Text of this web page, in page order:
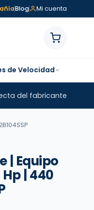
Blog Mi cuenta
de Velocidad
del fabricante
| Equipo
| 440